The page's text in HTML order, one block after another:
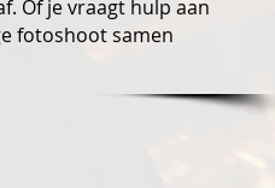
Of je vraagt hulp aan
fotoshoot samen